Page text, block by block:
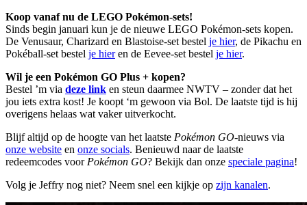
Koop vanaf nu de LEGO Pokémon-sets!
Sinds begin januari kun je de nieuwe LEGO Pokémon-sets kopen.
De Venusaur, Charizard en Blastoise-set bestel je hier, de Pikachu en
Pokéball-set bestel je hieren de Eevee-set bestel je hier.
Wil je een Pokémon GO Plus + kopen?
Bestel ’m via deze link en steun daarmee NWTV – zonder dat het
jou iets extra kost! Je koopt ‘m gewoon via Bol. De laatste tijd is hij
overigens helaas wat vaker uitverkocht.
Blijf altijd op de hoogte van het laatste Pokémon GO-nieuws via
onze website en onze socials. Benieuwd naar de laatste
redeemcodes voor Pokémon GO? Bekijk dan onze speciale pagina!
Volg je Jeffry nog niet? Neem snel een kijkje op zijn kanalen.